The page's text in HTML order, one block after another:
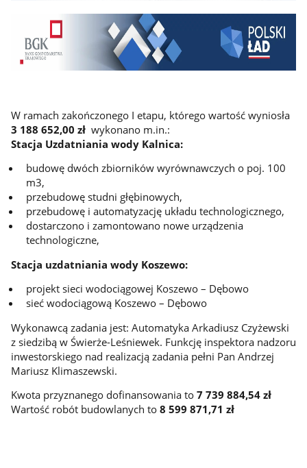
W ramach zakończonego I etapu, którego wartość wyniosła
3 188 652,00 złwykonano m.in.:
Stacja Uzdatniania wody Kalnica:
budowę dwóch zbiorników wyrównawczych o poj. 100
m3,
przebudowę studni głębinowych,
przebudowę i automatyzację układu technologicznego,
dostarczono i zamontowano nowe urządzenia
technologiczne,
Stacja uzdatniania wody Koszewo:
projekt sieci wodociągowej Koszewo – Dębowo
sieć wodociągową Koszewo – Dębowo
Wykonawcą zadania jest: Automatyka Arkadiusz Czyżewski
z siedzibą w Świerże-Leśniewek. Funkcję inspektora nadzoru
inwestorskiego nad realizacją zadania pełni Pan Andrzej
Mariusz Klimaszewski.
Kwota przyznanego dofinansowania to 7 739 884,54 zł
Wartość robót budowlanych to8 599 871,71 zł